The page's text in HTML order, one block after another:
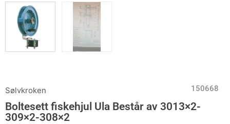
Sølvkroken 150668
Boltesett fiskehjul Ula Består av 3013×2-
309×2-308×2